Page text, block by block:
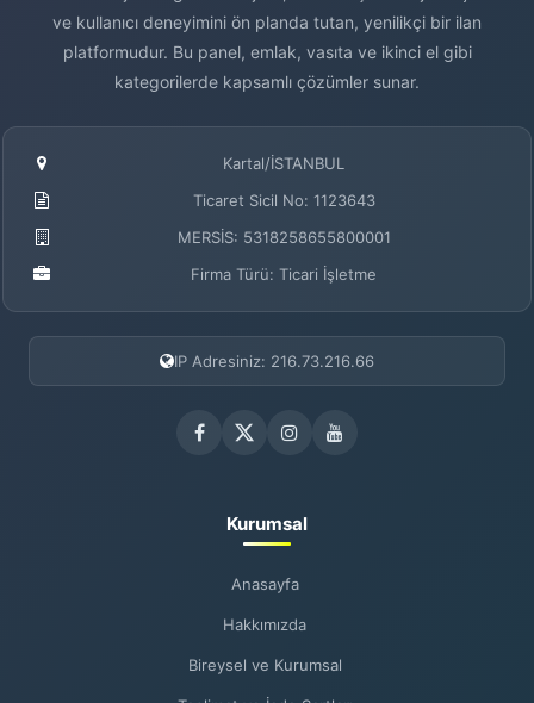
ve kullanıcı deneyimini ön planda tutan, yenilikçi bir ilan
platformudur. Bu panel, emlak, vasıta ve ikinci el gibi
kategorilerde kapsamlı çözümler sunar.
Kartal/İSTANBUL
Ticaret Sicil No: 1123643
MERSİS: 5318258655800001
Firma Türü: Ticari İşletme
IP Adresiniz: 216.73.216.66
Kurumsal
Anasayfa
Hakkımızda
Bireysel ve Kurumsal